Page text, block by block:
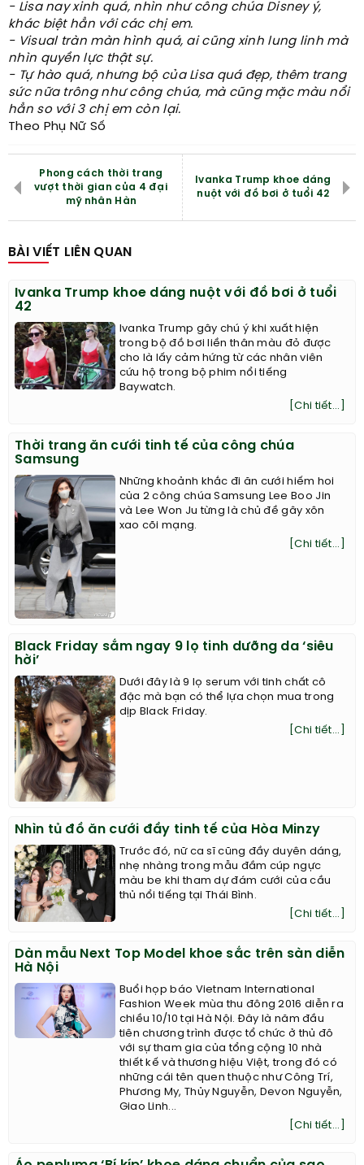
- Lisa nay xinh quá, nhìn như công chúa Disney ý,
khác biệt hẳn với các chị em.
- Visual tràn màn hình quá, ai cũng xinh lung linh mà
nhìn quyền lực thật sự.
- Tự hào quá, nhưng bộ của Lisa quá đẹp, thêm trang
sức nữa trông như công chúa, mà cũng mặc màu nổi
hẳn so với 3 chị em còn lại.
Theo Phụ Nữ Số
Phong cách thời trang
vượt thời gian của 4 đại
mỹ nhân Hàn
Ivanka Trump khoe dáng
nuột với đồ bơi ở tuổi 42
BÀI VIẾT LIÊN QUAN
Ivanka Trump khoe dáng nuột với đồ bơi ở tuổi
42
Ivanka Trump gây chú ý khi xuất hiện
trong bộ đồ bơi liền thân màu đỏ được
cho là lấy cảm hứng từ các nhân viên
cứu hộ trong bộ phim nổi tiếng
Baywatch.
[Chi tiết...]
Thời trang ăn cưới tinh tế của công chúa
Samsung
Những khoảnh khắc đi ăn cưới hiếm hoi
của 2 công chúa Samsung Lee Boo Jin
và Lee Won Ju từng là chủ đề gây xôn
xao cõi mạng.
[Chi tiết...]
Black Friday sắm ngay 9 lọ tinh dưỡng da ‘siêu
hời’
Dưới đây là 9 lọ serum với tinh chất cô
đặc mà bạn có thể lựa chọn mua trong
dịp Black Friday.
[Chi tiết...]
Nhìn tủ đồ ăn cưới đầy tinh tế của Hòa Minzy
Trước đó, nữ ca sĩ cũng đầy duyên dáng,
nhẹ nhàng trong mẫu đầm cúp ngực
màu be khi tham dự đám cưới của cầu
thủ nổi tiếng tại Thái Bình.
[Chi tiết...]
Dàn mẫu Next Top Model khoe sắc trên sàn diễn
Hà Nội
Buổi họp báo Vietnam International
Fashion Week mùa thu đông 2016 diễn ra
chiều 10/10 tại Hà Nội. Đây là năm đầu
tiên chương trình được tổ chức ở thủ đô
với sự tham gia của tổng cộng 10 nhà
thiết kế và thương hiệu Việt, trong đó có
những cái tên quen thuộc như Công Trí,
Phương My, Thủy Nguyễn, Devon Nguyễn,
Giao Linh...
[Chi tiết...]